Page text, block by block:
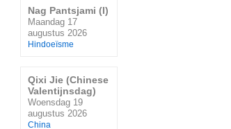
Nag Pantsjami (I)
Maandag 17
augustus 2026
Hindoeïsme
Qixi Jie (Chinese
Valentijnsdag)
Woensdag 19
augustus 2026
China